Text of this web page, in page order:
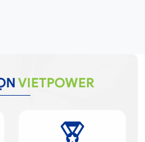
VIETPOWER